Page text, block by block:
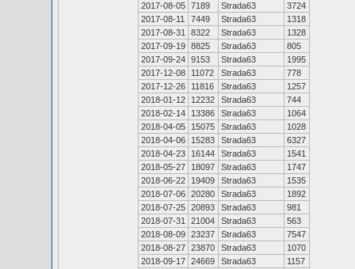
2017-08-05 7189 Strada63
3724
2017-08-11
7449 Strada63
1318
2017-08-31
8322 Strada63
1328
2017-09-19 8825 Strada63
805
2017-09-24 9153 Strada63
1995
2017-12-08
11072 Strada63
778
2017-12-26
11816 Strada63
1257
2018-01-12
12232 Strada63
744
2018-02-14
13386 Strada63
1064
2018-04-05
15075 Strada63
1028
2018-04-06
15283 Strada63
6327
2018-04-23
16144 Strada63
1541
2018-05-27
18097 Strada63
1747
2018-06-22
19409 Strada63
1535
2018-07-06 20280 Strada63
1892
2018-07-25 20893 Strada63
981
2018-07-31
21004 Strada63
563
2018-08-09 23237 Strada63
7547
2018-08-27 23870 Strada63
1070
2018-09-17 24669 Strada63
1157